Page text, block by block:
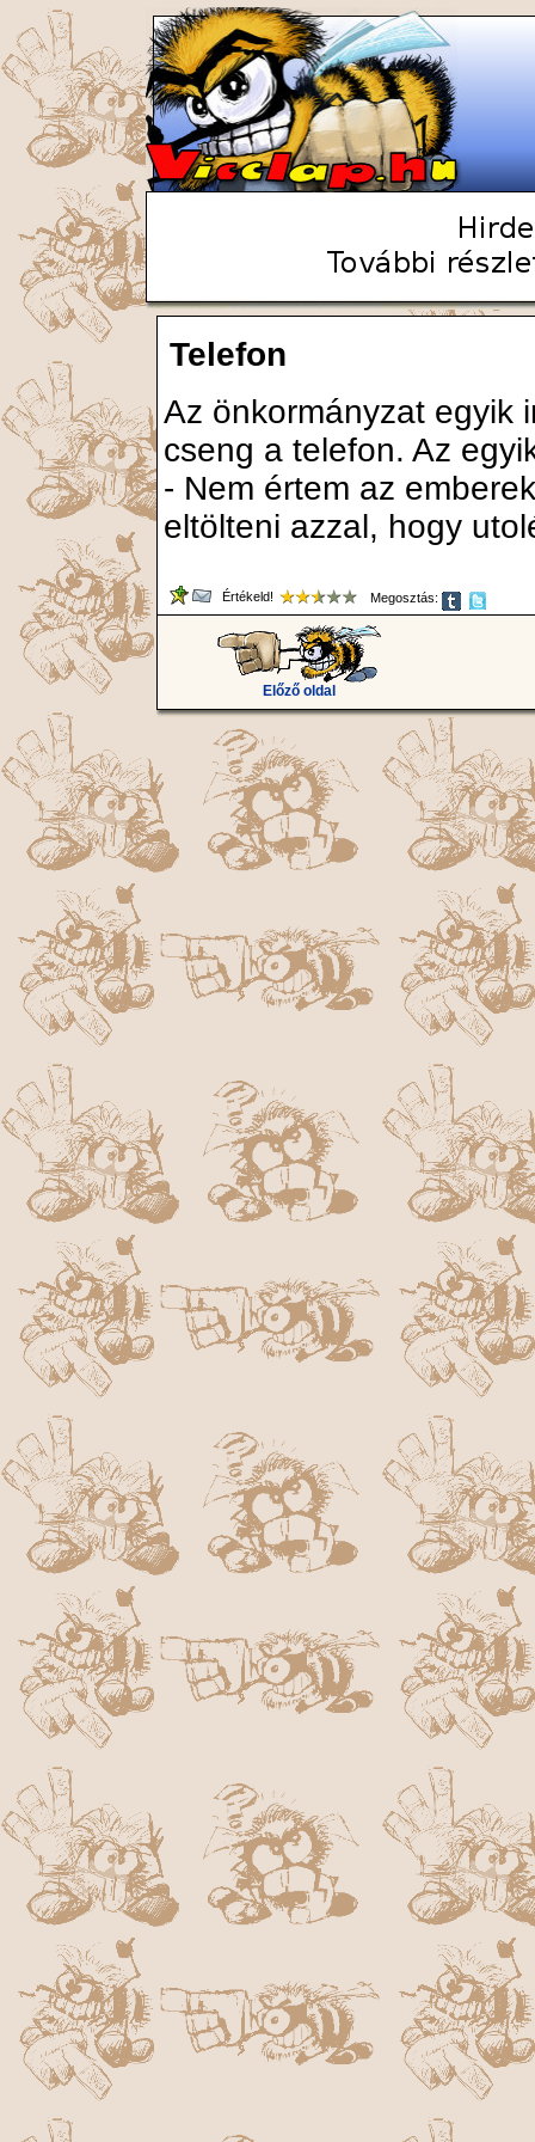
Telefon
Az önkormányzat egyik
cseng a telefon. Az
- Nem értem az
eltölteni azzal, hogy
Értékeld! Megosztás:
Előző oldal